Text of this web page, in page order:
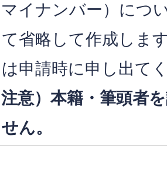
マイナンバー）につ
て省略して作成しま
申請時に申し出て
注意）本籍・筆頭者
ん。